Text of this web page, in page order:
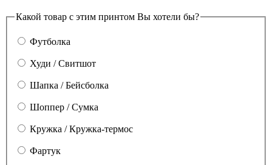
Какой товар с этим принтом Вы хотели бы?
Футболка
Худи / Свитшот
Шапка / Бейсболка
Шоппер / Сумка
Кружка / Кружка-термос
Фартук